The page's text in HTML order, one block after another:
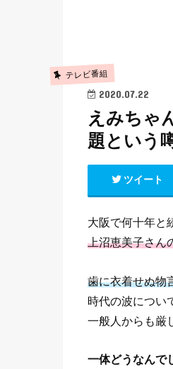
テレビ番組
2020.07.22
えみちゃ
題という
ツイート
大阪で何十年と
上沼恵美子さん
歯に衣着せぬ物
時代の波につい
一般人からも厳
一体どうなんで